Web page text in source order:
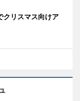
クリスマス向けア